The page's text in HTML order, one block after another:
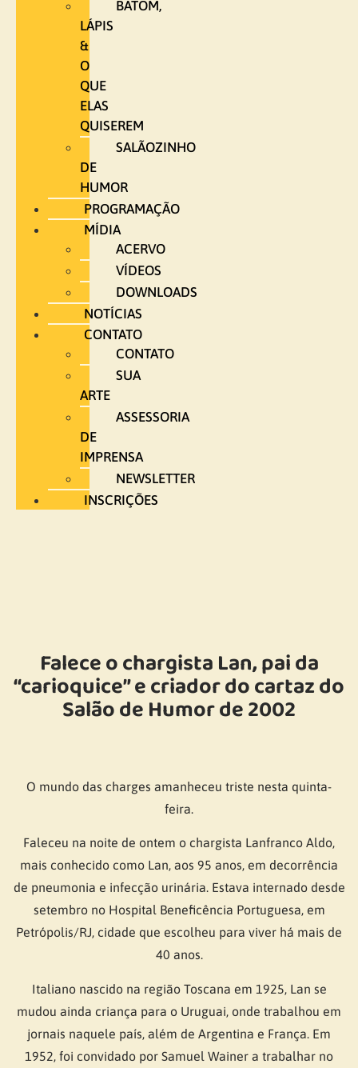
BATOM,
LÁPIS
&
O
QUE
ELAS
QUISEREM
SALÃOZINHO
DE
HUMOR
PROGRAMAÇÃO
MÍDIA
ACERVO
VÍDEOS
DOWNLOADS
NOTÍCIAS
CONTATO
CONTATO
SUA
ARTE
ASSESSORIA
DE
IMPRENSA
NEWSLETTER
INSCRIÇÕES
Falece o chargista Lan, pai da
“carioquice” e criador do cartaz do
Salão de Humor de 2002
O mundo das charges amanheceu triste nesta quinta-
feira.
Faleceu na noite de ontem o chargista Lanfranco Aldo,
mais conhecido como Lan, aos 95 anos, em decorrência
de pneumonia e infecção urinária. Estava internado desde
setembro no Hospital Beneficência Portuguesa, em
Petrópolis/RJ, cidade que escolheu para viver há mais de
40 anos.
Italiano nascido na região Toscana em 1925, Lan se
mudou ainda criança para o Uruguai, onde trabalhou em
jornais naquele país, além de Argentina e França. Em
1952, foi convidado por Samuel Wainer a trabalhar no